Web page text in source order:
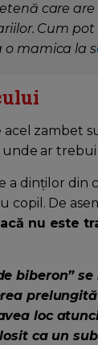
care
Cum
o mamica la s
acel zambet
unde ar trebui
a dinților din
copil. De
nu este
biberon”
loc
ca un